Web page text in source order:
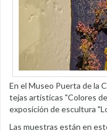
En el Museo Puerta de la
tejas artísticas "Colores
exposición de escultura
Las muestras están en